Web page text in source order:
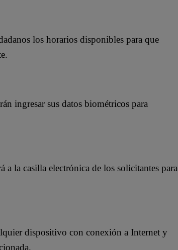
los horarios disponibles para que
ingresar sus datos biométricos para
la casilla electrónica de los solicitantes para
dispositivo con conexión a Internet y